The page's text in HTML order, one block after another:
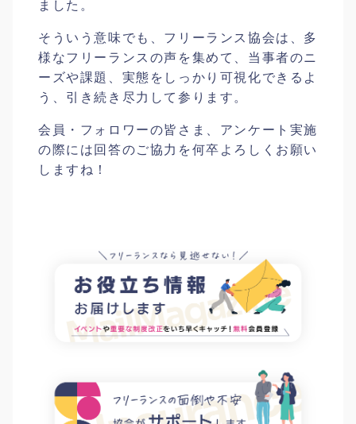
ました。
そういう意味でも、フリーランス協会は、多
様なフリーランスの声を集めて、当事者のニ
ーズや課題、実態をしっかり可視化できるよ
う、引き続き尽力して参ります。
会員・フォロワーの皆さま、アンケート実施
の際には回答のご協力を何卒よろしくお願い
しますね！